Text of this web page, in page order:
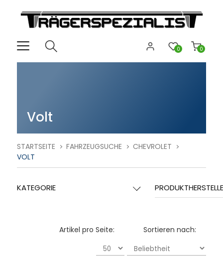
0
0
Volt
STARTSEITE FAHRZEUGSUCHE
CHEVROLET
VOLT
KATEGORIE
Sortieren nach:
Artikel pro Seite: